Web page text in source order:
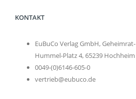
KONTAKT
EuBuCo Verlag GmbH, Geheimrat-
Hummel-Platz 4, 65239 Hochheim
0049-(0)6146-605-0
vertrieb@eubuco.de